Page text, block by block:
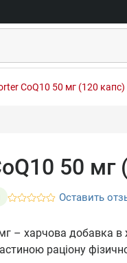
CoQ10 50 мг (120 капс)
50 мг
Оставить
– харчова добавка
раціону